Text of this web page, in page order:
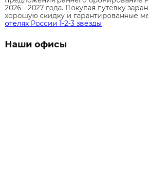
2026 - 2027 года. Покупая путевку
хорошую скидку и гарантированные
отелях России 1-2-3 звезды
Наши офисы